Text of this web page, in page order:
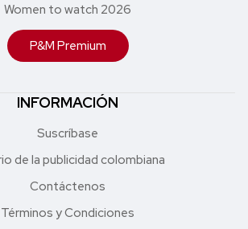
Women to watch 2026
P&M Premium
INFORMACIÓN
Suscríbase
de la publicidad colombiana
Contáctenos
Términos y Condiciones